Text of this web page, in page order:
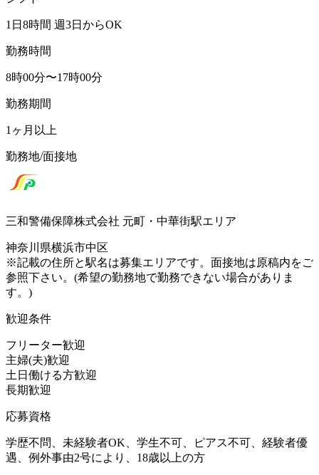
1日8時間 週3日からOK
勤務時間
8時00分〜17時00分
勤務期間
1ヶ月以上
勤務地/面接地
三和警備保障株式会社 元町・中華街駅エリア
神奈川県横浜市中区
※記載の住所と駅名は募集エリアです。面接地は原稿内をご
参照下さい。(希望の勤務地で勤務できない場合がありま
す。)
歓迎条件
フリーター歓迎
主婦(夫)歓迎
土日働ける方歓迎
長期歓迎
応募資格
学歴不問、未経験者OK、学生不可、ピアス不可、経験者優
遇、例外事由2号により、18歳以上の方